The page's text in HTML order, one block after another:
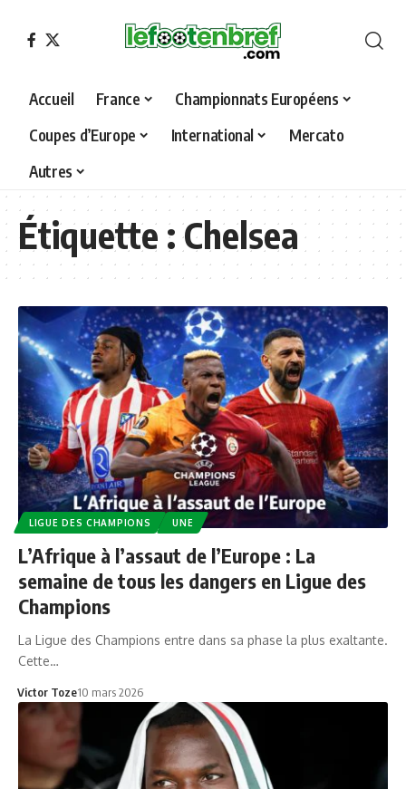
Accueil France
Championnats Européens
Coupes d’Europe
International
Mercato
Autres
Étiquette :Chelsea
LIGUE DES CHAMPIONS UNE
L’Afrique à l’assaut de l’Europe : La
semaine de tous les dangers en Ligue des
Champions
La Ligue des Champions entre dans sa phase la plus exaltante.
Cette…
Victor Toze10 mars 2026